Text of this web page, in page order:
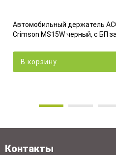
Автомобильный держатель
Crimson MS15W черный, с БП
В корзину
Контакты